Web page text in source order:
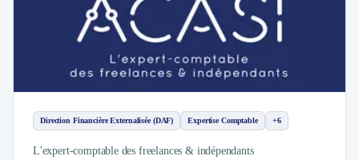
Direction Financière Externalisée (DAF) Expertise Comptable +6
L'expert-comptable des freelances & indépendants